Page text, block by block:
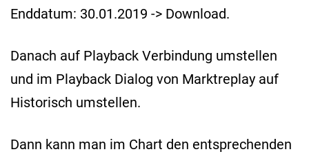
Enddatum: 30.01.2019 -> Download.
Danach auf Playback Verbindung umstellen
und im Playback Dialog von Marktreplay auf
Historisch umstellen.
Dann kann man im Chart den entsprechenden